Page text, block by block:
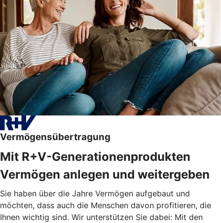
Vermögensübertragung
Mit R+V-Generationenprodukten
Vermögen anlegen und weitergeben
Sie haben über die Jahre Vermögen aufgebaut und
möchten, dass auch die Menschen davon profitieren, die
Ihnen wichtig sind. Wir unterstützen Sie dabei: Mit den